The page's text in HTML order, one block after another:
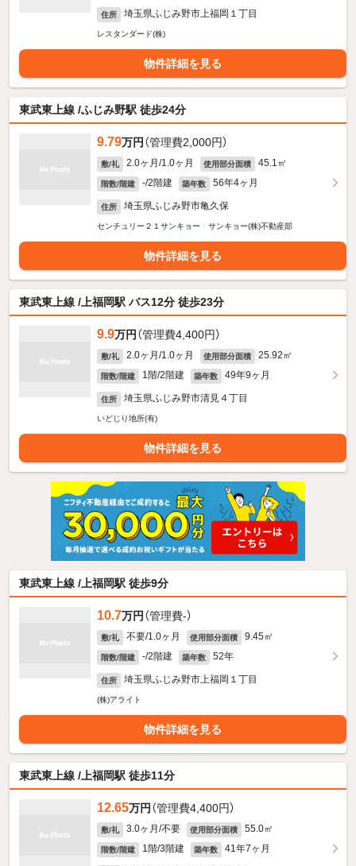
住所 埼玉県ふじみ野市上福岡１丁目
レスタンダード(株)
物件詳細を見る
東武東上線 /ふじみ野駅 徒歩24分
9.79万円 （管理費2,000円）
敷/礼 2.0ヶ月/1.0ヶ月 使用部分面積 45.1㎡
階数/階建 -/2階建 築年数 56年4ヶ月
住所 埼玉県ふじみ野市亀久保
センチュリー２１サンキョー サンキョー(株)不動産部
物件詳細を見る
東武東上線 /上福岡駅 バス12分 徒歩23分
9.9万円 （管理費4,400円）
敷/礼 2.0ヶ月/1.0ヶ月 使用部分面積 25.92㎡
階数/階建 1階/2階建 築年数 49年9ヶ月
住所 埼玉県ふじみ野市清見４丁目
いどじり地所(有)
物件詳細を見る
東武東上線 /上福岡駅 徒歩9分
10.7万円 （管理費-）
敷/礼 不要/1.0ヶ月 使用部分面積 9.45㎡
階数/階建 -/2階建 築年数 52年
住所 埼玉県ふじみ野市上福岡１丁目
(株)アライト
物件詳細を見る
東武東上線 /上福岡駅 徒歩11分
12.65万円 （管理費4,400円）
敷/礼 3.0ヶ月/不要 使用部分面積 55.0㎡
階数/階建 1階/3階建 築年数 41年7ヶ月